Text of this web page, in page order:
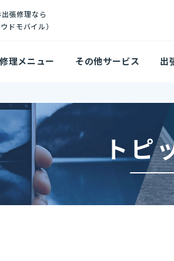
張修理なら
ドモバイル）
修理メニュー その他サービス 出
トピ